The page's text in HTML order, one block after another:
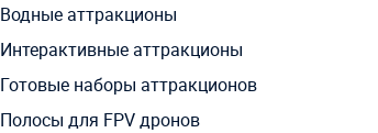
Водные аттракционы
Интерактивные аттракционы
Готовые наборы аттракционов
Полосы для FPV дронов